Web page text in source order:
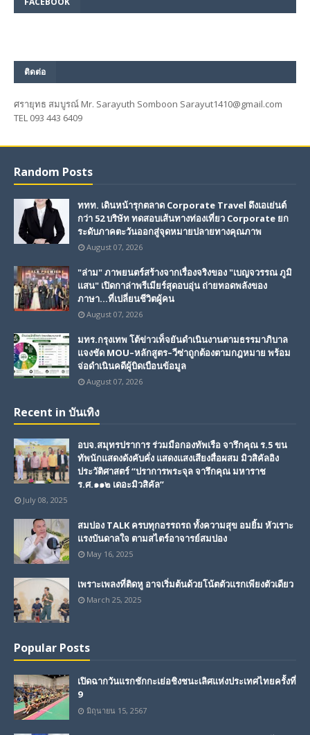
ติดต่อ
ศรายุทธ สมบูรณ์ Mr. Sarayuth Somboon Sarayut1410@gmail.com
TEL 093 443 6409
Random Posts
ททท. เดินหน้ารุกตลาด Corporate Travel ดึงเอเย่นต์
กว่า 52 บริษัท ทดสอบเส้นทางท่องเที่ยว Corporate ยก
ระดับภาคตะวันออกสู่จุดหมายปลายทางคุณภาพ
August 07, 2026
"ล่าม" ภาพยนตร์สร้างจากเรื่องจริงของ "เบญจวรรณ ภูมิ
แสน" เปิดกาล่าพรีเมียร์สุดอบอุ่น ถ่ายทอดพลังของ
ภาษา...ที่เปลี่ยนชีวิตผู้คน
August 07, 2026
มทร.กรุงเทพ โต้ข่าวเท็จยันดำเนินงานตามธรรมาภิบาล
แจงชัด MOU–หลักสูตร–วีซ่าถูกต้องตามกฎหมาย พร้อม
จ่อดำเนินคดีผู้บิดเบือนข้อมูล
August 07, 2026
Recent in บันเทิง
อบจ.สมุทรปราการ ร่วมมือกองทัพเรือ จารึกคุณ ร.5 ขน
ทัพนักแสดงดังคับคั่ง แสดงแสงเสียงสื่อผสม มิวสิคัลอิง
ประวัติศาสตร์ “ปราการพระจุล จารึกคุณ มหาราช
ร.ศ.๑๑๒ เดอะมิวสิคัล”
July 08, 2025
สมปอง TALK ครบทุกอรรถรถ ทั้งความสุข อมยิ้ม หัวเราะ
แรงบันดาลใจ ตามสไตร์อาจารย์สมปอง
May 16, 2025
เพราะเพลงที่ติดหู อาจเริ่มต้นด้วยโน้ตตัวแรกเพียงตัวเดียว
March 25, 2025
Popular Posts
เปิดฉากวันแรกชักกะเย่อชิงชนะเลิศแห่งประเทศไทยครั้งที่
9
มิถุนายน 15, 2567